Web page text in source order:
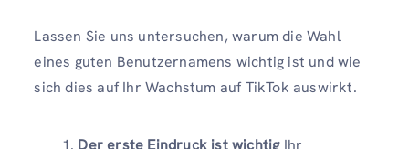
Lassen Sie uns untersuchen, warum die Wahl
eines guten Benutzernamens wichtig ist und wie
sich dies auf Ihr Wachstum auf TikTok auswirkt.
Der erste Eindruck ist wichtigIhr